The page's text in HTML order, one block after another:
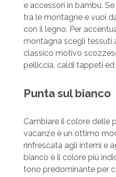
e accessori in bambù.
tra le montagne e vuoi
con il legno. Per
montagna scegli tessuti
classico motivo
pelliccia, caldi tappeti
Punta sul bianco
Cambiare il colore delle
vacanze è un ottimo
rinfrescata agli interni e
bianco è il colore più
tono predominante per